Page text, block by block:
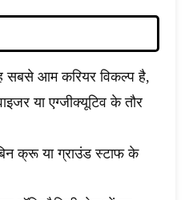
सबसे आम करियर विकल्प है,
या एग्जीक्यूटिव के तौर
क्रू या ग्राउंड स्टाफ के